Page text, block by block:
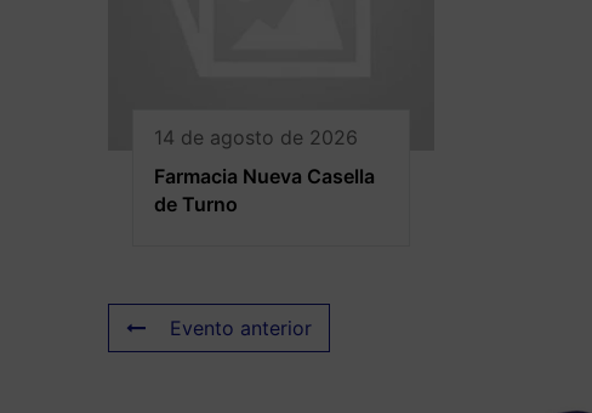
14 de agosto de 2026
Farmacia Nueva Casella
de Turno
Evento anterior